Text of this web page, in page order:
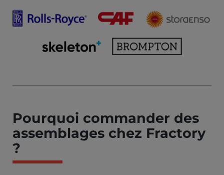
Pourquoi commander des
assemblages chez Fractory
?